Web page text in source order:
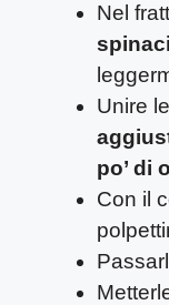
Nel
spinaci
Unire
po’ di
Con il